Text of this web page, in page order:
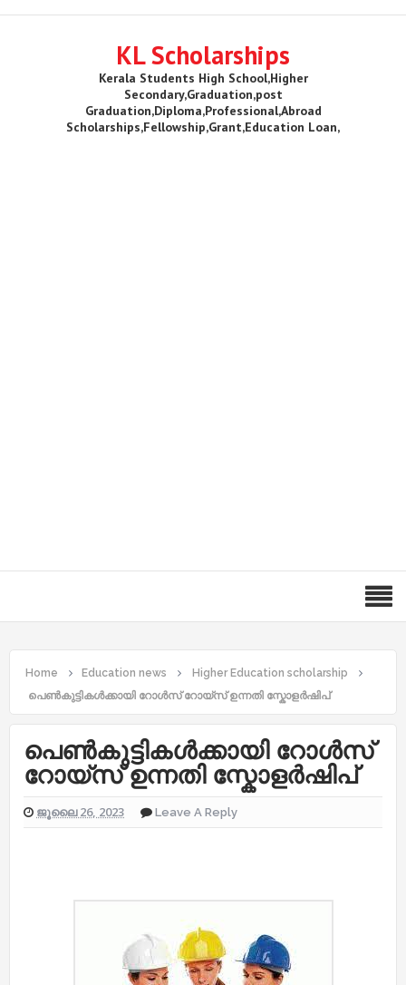
KL Scholarships
Kerala Students High School,Higher
Secondary,Graduation,post
Graduation,Diploma,Professional,Abroad
Scholarships,Fellowship,Grant,Education Loan,
Home Education news
Higher Education scholarship
പെൺകുട്ടികൾക്കായി റോൾസ് റോയ്‌സ് ഉന്നതി സ്കോളർഷിപ്
പെൺകുട്ടികൾക്കായി റോൾസ്
റോയ്‌സ് ഉന്നതി സ്കോളർഷിപ്
ജൂലൈ 26, 2023 Leave A Reply